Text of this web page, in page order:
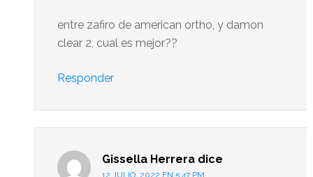
entre zafiro de american ortho, y damon
clear 2, cual es mejor??
Responder
Gissella Herrera dice
12 JULIO, 2022 EN 5:47 PM